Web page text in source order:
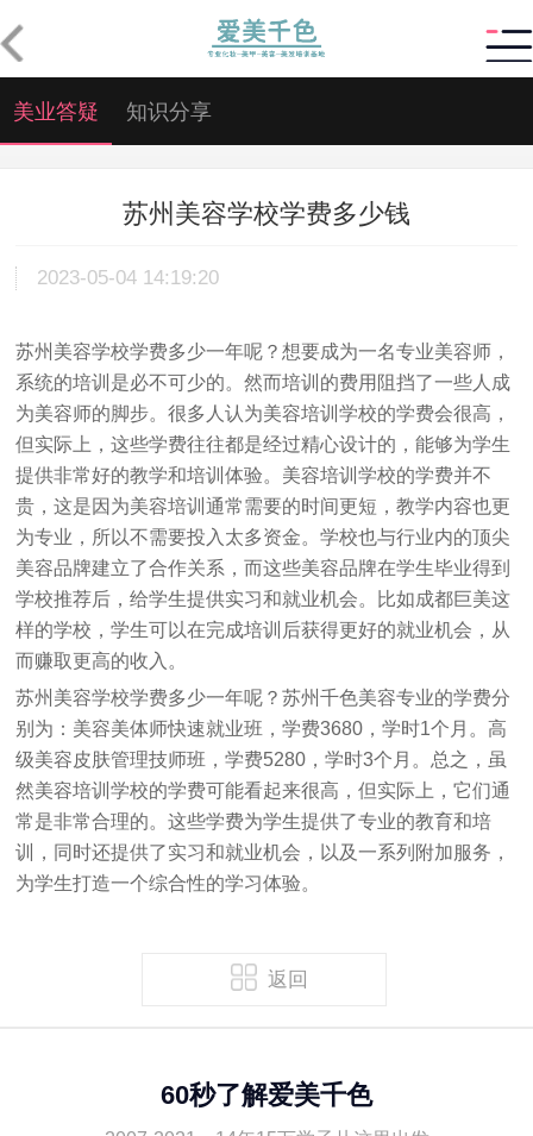
美业答疑 知识分享
苏州美容学校学费多少钱
2023-05-04 14:19:20
苏州美容学校学费多少一年呢 ？想要成为一名专业美容师，
系统的培训是必不可少的。然而培训的费用阻挡了一些人成
为美容师的脚步。很多人认为美容培训学校的学费会很高，
但实际上，这些学费往往都是经过精心设计的，能够为学生
提供非常好的教学和培训体验。美容培训学校的学费并不
贵，这是因为美容培训通常需要的时间更短，教学内容也更
为专业，所以不需要投入太多资金。学校也与行业内的顶尖
美容品牌建立了合作关系，而这些美容品牌在学生毕业得到
学校推荐后，给学生提供实习和就业机会。比如成都巨美这
样的学校，学生可以在完成培训后获得更好的就业机会，从
而赚取更高的收入。
苏州美容学校学费多少一年呢？苏州千色美容专业的学费分
别为：美容美体师快速就业班，学费3680，学时1个月。高
级美容皮肤管理技师班，学费5280，学时3个月。总之，虽
然美容培训学校的学费可能看起来很高，但实际上，它们通
常是非常合理的。这些学费为学生提供了专业的教育和培
训，同时还提供了实习和就业机会，以及一系列附加服务，
为学生打造一个综合性的学习体验。
返回
60秒了解爱美千色